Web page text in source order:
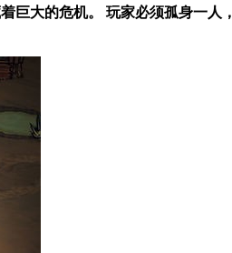
大的危机。 玩家必须孤身一